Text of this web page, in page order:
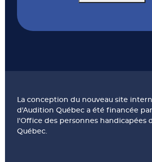
La conception du nouveau site
d'Audition Québec a été financée par
l'Office des personnes handicapées
Québec.